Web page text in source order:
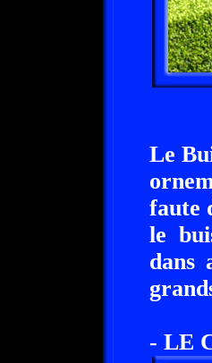
Le
faute
le
dans
- LE